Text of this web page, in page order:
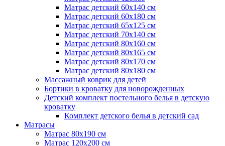
Матрас детский 60х140 см
Матрас детский 60х180 см
Матрас детский 65х125 см
Матрас детский 70х140 см
Матрас детский 80х160 см
Матрас детский 80х165 см
Матрас детский 80х170 см
Матрас детский 80х180 см
Массажный коврик для детей
Бортики в кроватку для новорожденных
Детский комплект постельного белья в детскую
кроватку
Комплект детского белья в детский сад
Матрасы
Матрас 80х190 см
Матраc 120х200 см